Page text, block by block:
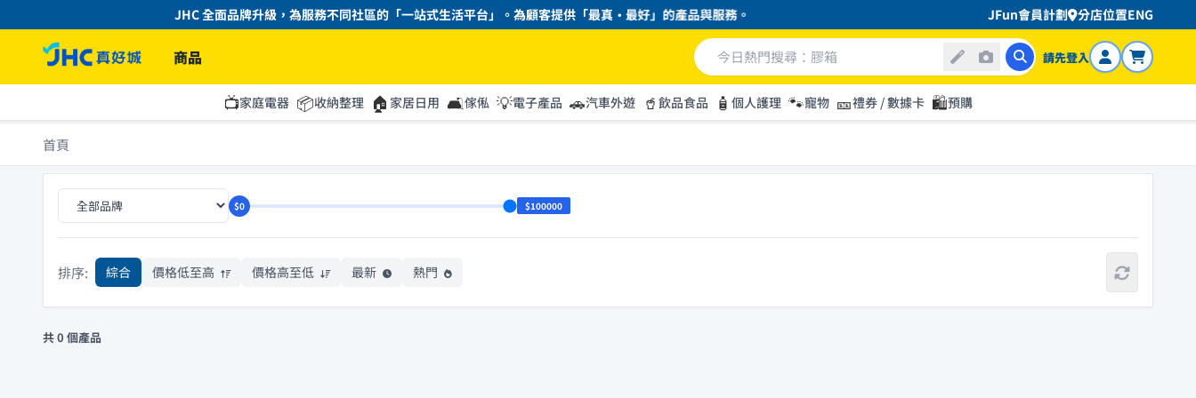
JHC 全面品牌升級，為服務不同社區的「一站式生活平台」。為顧客提供「最真・最好」的產品與服務。 JFun會員計劃 分店位置ENG
商品 請先登入
📺家庭電器 📦收納整理 🏠 家居日用 🛋️傢俬 💡電子產品 🚗汽車外遊 🥤 飲品食品 🧴 個人護理 🐾寵物 🎫禮券 / 數據卡 🛍️預購
首頁
$0 $100000
排序: 綜合 價格低至高 價格高至低 最新 熱門
共 0 個產品